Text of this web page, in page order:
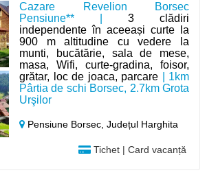
Cazare Revelion Borsec
Pensiune** |3 clădiri
independente în aceeași curte la
900 m altitudine cu vedere la
munti, bucătărie, sala de mese,
masa, Wifi, curte-gradina, foisor,
grătar, loc de joaca, parcare | 1km
Pârtia de schi Borsec, 2.7km Grota
Urşilor
Pensiune Borsec,Județul Harghita
Tichet | Card vacanță